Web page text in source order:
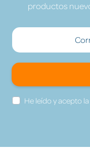
productos
He leído y acepto la